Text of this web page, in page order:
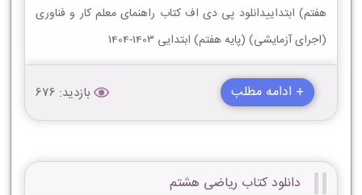
هفتم) ابتداییدانلود پی دی اف کتاب راهنمای معلم کار و فناوری
(اجرای آزمایشی) (پایه هفتم) ابتدایی 1403-1404
+ ادامه مطلب بازدید: 676
دانلود کتاب ریاضی هشتم